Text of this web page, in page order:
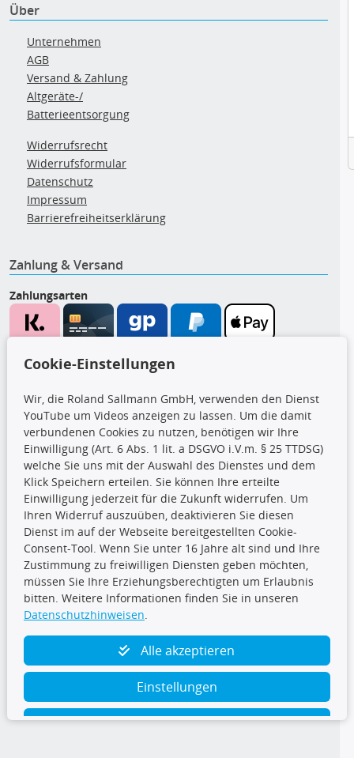
Über
Unternehmen
AGB
Versand & Zahlung
Altgeräte-/
Batterieentsorgung
Widerrufsrecht
Widerrufsformular
Datenschutz
Impressum
Barrierefreiheitserklärung
Zahlung & Versand
Zahlungsarten
CARAT Gruppe
Folge uns
TecDoc Inside
Cookie-Einstellungen
Wir, die Roland Sallmann GmbH, verwenden den Dienst
YouTube um Videos anzeigen zu lassen. Um die damit
verbundenen Cookies zu nutzen, benötigen wir Ihre
Einwilligung (Art. 6 Abs. 1 lit. a DSGVO i.V.m. § 25 TTDSG)
welche Sie uns mit der Auswahl des Dienstes und dem
Klick Speichern erteilen. Sie können Ihre erteilte
Einwilligung jederzeit für die Zukunft widerrufen. Um
Ihren Widerruf auszuüben, deaktivieren Sie diesen
Dienst im auf der Webseite bereitgestellten Cookie-
Consent-Tool. Wenn Sie unter 16 Jahre alt sind und Ihre
Zustimmung zu freiwilligen Diensten geben möchten,
müssen Sie Ihre Erziehungsberechtigten um Erlaubnis
bitten. Weitere Informationen finden Sie in unseren
Datenschutzhinweisen.
Alle akzeptieren
Einstellungen
Ablehnen